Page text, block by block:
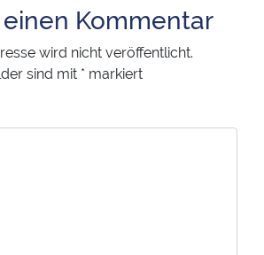
Kommentar
wird nicht veröffentlicht.
sind mit * markiert